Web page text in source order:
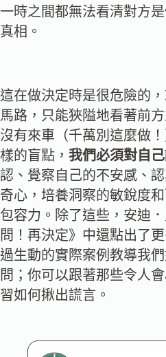
一時之間都無法看清對方
真相。
這在做決定時是很危險的
馬路，只能狹隘地看著前
沒有來車（千萬別這麼做
樣的盲點， 我們必須對自
認、覺察自己的不安感、
奇心，培養洞察的敏銳度
包容力。除了這些，安迪
問！再決定》中還點出了
過生動的實際案例教導我
問；你可以跟著那些令人
習如何揪出謊言。